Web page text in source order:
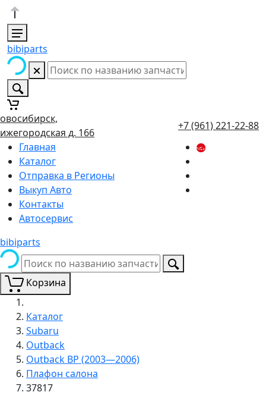
bibiparts
д. 166
+7 (961) 221-22-88
Главная
Каталог
Отправка в Регионы
Выкуп Авто
Контакты
Автосервис
bibiparts
Корзина
Каталог
Subaru
Outback
Outback BP (2003—2006)
Плафон салона
37817